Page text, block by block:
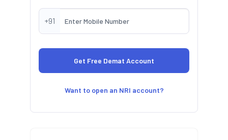
+91
Want to open an NRI account?